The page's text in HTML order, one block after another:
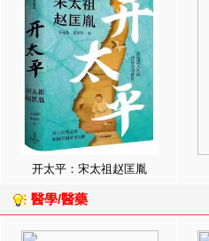
开太平：宋太祖赵匡胤
醫學/醫藥